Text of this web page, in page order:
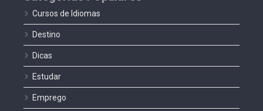
Cursos de Idiomas
Destino
Dicas
Estudar
Emprego